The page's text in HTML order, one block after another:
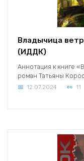
Владычица
(ИДДК)
Аннотация к книге
роман Татьяны
12.07.2024 11